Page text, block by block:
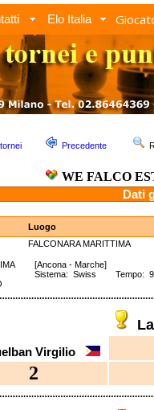
Elo Italia
Precedente
WE FALCO
Dati
Luogo
FALCONARA MARITTIMA
[Ancona - Marche]
Sistema: Swiss Tempo:
Virgilio
2